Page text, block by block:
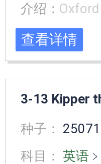
介绍： Oxford
查看详情
3-13 Kipper
种子：
科目： 英语 ﹥